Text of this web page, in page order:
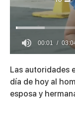
of
3
minutes,
seconds
00:01
Las autoridades
día de hoy al
esposa y